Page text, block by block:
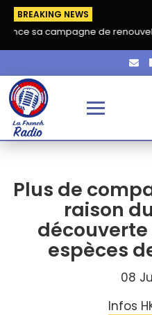
BREAKING NEWS
de renouvellement
Plus de
raison
espèces
08
Infos